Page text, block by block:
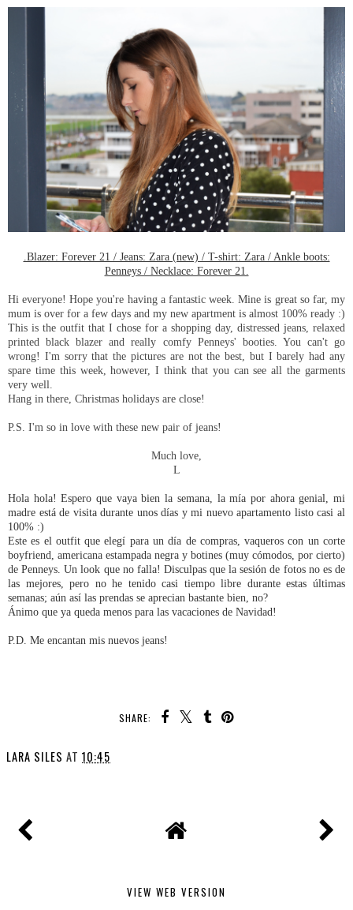
.Blazer: Forever 21 / Jeans: Zara (new) / T-shirt: Zara / Ankle boots:
Penneys / Necklace: Forever 21.
Hi everyone! Hope you're having a fantastic week. Mine is great so far, my
mum is over for a few days and my new apartment is almost 100% ready :)
This is the outfit that I chose for a shopping day, distressed jeans, relaxed
printed black blazer and really comfy Penneys' booties. You can't go
wrong! I'm sorry that the pictures are not the best, but I barely had any
spare time this week, however, I think that you can see all the garments
very well.
Hang in there, Christmas holidays are close!
P.S. I'm so in love with these new pair of jeans!
Much love,
L
Hola hola! Espero que vaya bien la semana, la mía por ahora genial, mi
madre está de visita durante unos días y mi nuevo apartamento listo casi al
100% :)
Este es el outfit que elegí para un día de compras, vaqueros con un corte
boyfriend, americana estampada negra y botines (muy cómodos, por cierto)
de Penneys. Un look que no falla! Disculpas que la sesión de fotos no es de
las mejores, pero no he tenido casi tiempo libre durante estas últimas
semanas; aún así las prendas se aprecian bastante bien, no?
Ánimo que ya queda menos para las vacaciones de Navidad!
P.D. Me encantan mis nuevos jeans!
SHARE:
LARA SILES AT 10:45
VIEW WEB VERSION